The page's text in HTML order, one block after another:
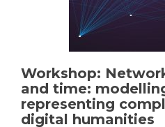
Workshop:
and time:
representing
digital humanities